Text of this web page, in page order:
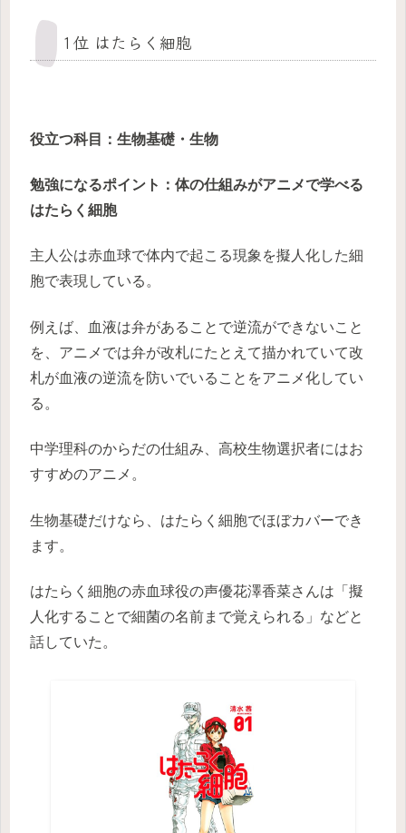
1位 はたらく細胞
役立つ科目：生物基礎・生物
勉強になるポイント：体の仕組みがアニメで学べる
はたらく細胞
主人公は赤血球で体内で起こる現象を擬人化した細
胞で表現している。
例えば、血液は弁があることで逆流ができないこと
を、アニメでは弁が改札にたとえて描かれていて改
札が血液の逆流を防いでいることをアニメ化してい
る。
中学理科のからだの仕組み、高校生物選択者にはお
すすめのアニメ。
生物基礎だけなら、はたらく細胞でほぼカバーでき
ます。
はたらく細胞の赤血球役の声優花澤香菜さんは「擬
人化することで細菌の名前まで覚えられる」などと
話していた。